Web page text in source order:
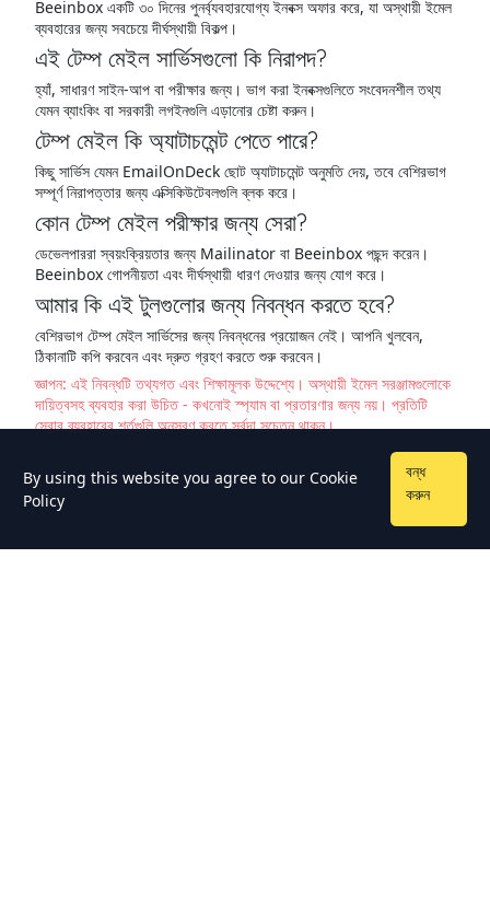
Beeinbox একটি ৩০ দিনের পুনর্ব্যবহারযোগ্য ইনবক্স অফার করে, যা অস্থায়ী ইমেল
ব্যবহারের জন্য সবচেয়ে দীর্ঘস্থায়ী বিকল্প।
এই টেম্প মেইল সার্ভিসগুলো কি নিরাপদ?
হ্যাঁ, সাধারণ সাইন-আপ বা পরীক্ষার জন্য। ভাগ করা ইনবক্সগুলিতে সংবেদনশীল তথ্য
যেমন ব্যাংকিং বা সরকারী লগইনগুলি এড়ানোর চেষ্টা করুন।
টেম্প মেইল কি অ্যাটাচমেন্ট পেতে পারে?
কিছু সার্ভিস যেমন EmailOnDeck ছোট অ্যাটাচমেন্ট অনুমতি দেয়, তবে বেশিরভাগ
সম্পূর্ণ নিরাপত্তার জন্য এক্সিকিউটেবলগুলি ব্লক করে।
কোন টেম্প মেইল পরীক্ষার জন্য সেরা?
ডেভেলপাররা স্বয়ংক্রিয়তার জন্য Mailinator বা Beeinbox পছন্দ করেন।
Beeinbox গোপনীয়তা এবং দীর্ঘস্থায়ী ধারণ দেওয়ার জন্য যোগ করে।
আমার কি এই টুলগুলোর জন্য নিবন্ধন করতে হবে?
বেশিরভাগ টেম্প মেইল সার্ভিসের জন্য নিবন্ধনের প্রয়োজন নেই। আপনি খুলবেন,
ঠিকানাটি কপি করবেন এবং দ্রুত গ্রহণ করতে শুরু করবেন।
জ্ঞাপন: এই নিবন্ধটি তথ্যগত এবং শিক্ষামূলক উদ্দেশ্যে। অস্থায়ী ইমেল সরঞ্জামগুলোকে
দায়িত্বসহ ব্যবহার করা উচিত - কখনোই স্প্যাম বা প্রতারণার জন্য নয়। প্রতিটি
সেবার ব্যবহারের শর্তগুলি অনুসরণ করতে সর্বদা সচেতন থাকুন।
By using this website you agree to our Cookie
Policy
বন্ধ
করুন